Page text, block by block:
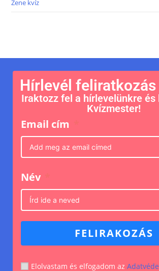
Zene kvíz
Hírlevél feliratkozás
Iraktozz fel a hírlevelünkre és
Kvízmester!
Email cím
Név
FELIRAKOZÁS
Elolvastam és elfogadom az